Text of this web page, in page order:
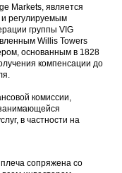
Markets, является
регулируемым
группы VIG
Willis Towers
основанным в 1828
компенсации до
комиссии,
в частности на
сопряжена со